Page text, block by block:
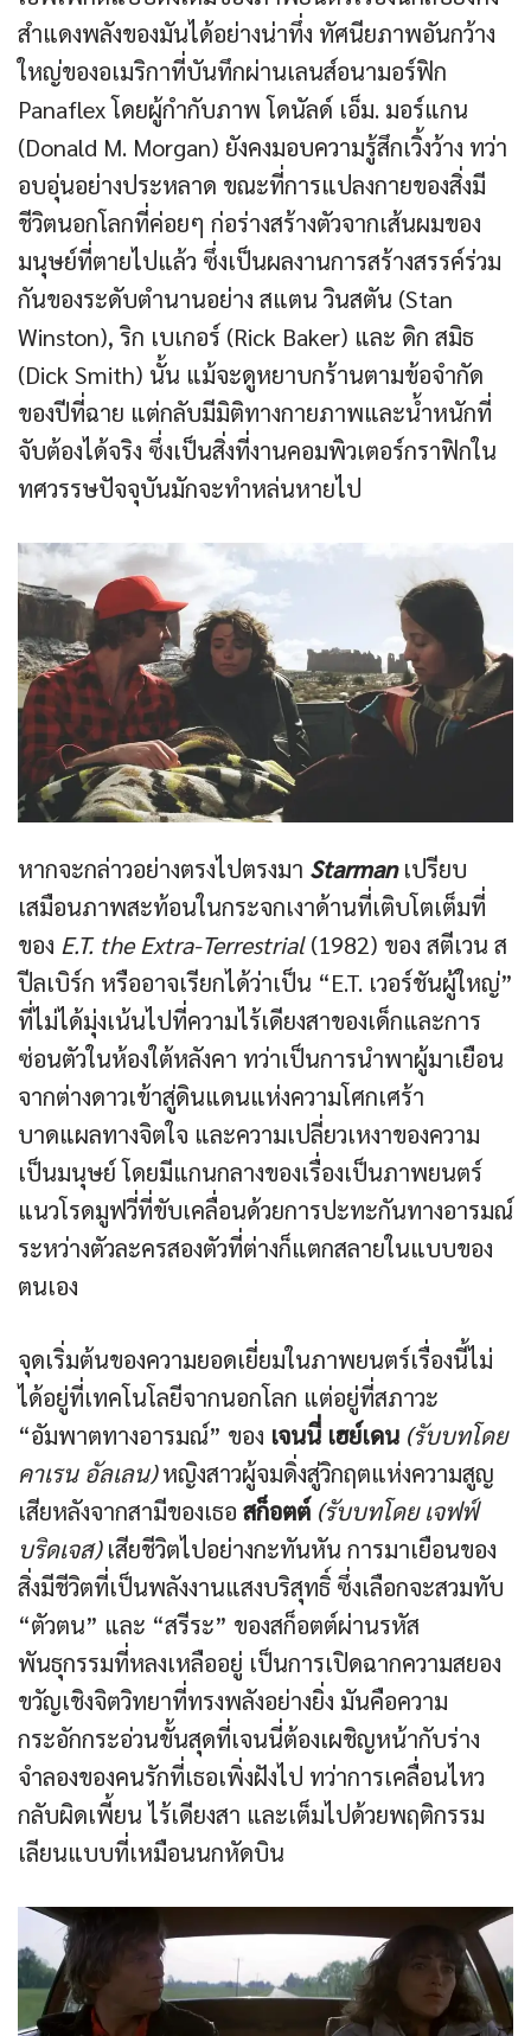
สำแดงพลังของมันได้อย่างน่าทึ่ง ทัศนียภาพอันกว้าง
ใหญ่ของอเมริกาที่บันทึกผ่านเลนส์อนามอร์ฟิก
Panaflex โดยผู้กำกับภาพ โดนัลด์ เอ็ม. มอร์แกน
(Donald M. Morgan) ยังคงมอบความรู้สึกเวิ้งว้าง ทว่า
อบอุ่นอย่างประหลาด ขณะที่การแปลงกายของสิ่งมี
ชีวิตนอกโลกที่ค่อยๆ ก่อร่างสร้างตัวจากเส้นผมของ
มนุษย์ที่ตายไปแล้ว ซึ่งเป็นผลงานการสร้างสรรค์ร่วม
กันของระดับตำนานอย่าง สแตน วินสตัน (Stan
Winston), ริก เบเกอร์ (Rick Baker) และ ดิก สมิธ
(Dick Smith) นั้น แม้จะดูหยาบกร้านตามข้อจำกัด
ของปีที่ฉาย แต่กลับมีมิติทางกายภาพและน้ำหนักที่
จับต้องได้จริง ซึ่งเป็นสิ่งที่งานคอมพิวเตอร์กราฟิกใน
ทศวรรษปัจจุบันมักจะทำหล่นหายไป
หากจะกล่าวอย่างตรงไปตรงมา Starmanเปรียบ
เสมือนภาพสะท้อนในกระจกเงาด้านที่เติบโตเต็มที่
ของ E.T. the Extra-Terrestrial(1982) ของ สตีเวน ส
ปีลเบิร์ก หรืออาจเรียกได้ว่าเป็น “E.T. เวอร์ชันผู้ใหญ่”
ที่ไม่ได้มุ่งเน้นไปที่ความไร้เดียงสาของเด็กและการ
ซ่อนตัวในห้องใต้หลังคา ทว่าเป็นการนำพาผู้มาเยือน
จากต่างดาวเข้าสู่ดินแดนแห่งความโศกเศร้า
บาดแผลทางจิตใจ และความเปลี่ยวเหงาของความ
เป็นมนุษย์ โดยมีแกนกลางของเรื่องเป็นภาพยนตร์
แนวโรดมูฟวี่ที่ขับเคลื่อนด้วยการปะทะกันทางอารมณ์
ระหว่างตัวละครสองตัวที่ต่างก็แตกสลายในแบบของ
ตนเอง
จุดเริ่มต้นของความยอดเยี่ยมในภาพยนตร์เรื่องนี้ไม่
ได้อยู่ที่เทคโนโลยีจากนอกโลก แต่อยู่ที่สภาวะ
“อัมพาตทางอารมณ์” ของ เจนนี่ เฮย์เดน (รับบทโดย
คาเรน อัลเลน)หญิงสาวผู้จมดิ่งสู่วิกฤตแห่งความสูญ
เสียหลังจากสามีของเธอ สก็อตต์ (รับบทโดย เจฟฟ์
บริดเจส)เสียชีวิตไปอย่างกะทันหัน การมาเยือนของ
สิ่งมีชีวิตที่เป็นพลังงานแสงบริสุทธิ์ ซึ่งเลือกจะสวมทับ
“ตัวตน” และ “สรีระ” ของสก็อตต์ผ่านรหัส
พันธุกรรมที่หลงเหลืออยู่ เป็นการเปิดฉากความสยอง
ขวัญเชิงจิตวิทยาที่ทรงพลังอย่างยิ่ง มันคือความ
กระอักกระอ่วนขั้นสุดที่เจนนี่ต้องเผชิญหน้ากับร่าง
จำลองของคนรักที่เธอเพิ่งฝังไป ทว่าการเคลื่อนไหว
กลับผิดเพี้ยน ไร้เดียงสา และเต็มไปด้วยพฤติกรรม
เลียนแบบที่เหมือนนกหัดบิน